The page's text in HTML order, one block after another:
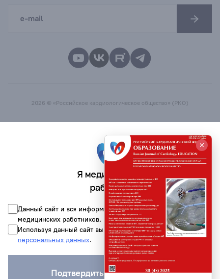
2026 © «Российское кардиологическое общество» (РКО)
Я медицинский
работник
Данный сайт и вся информация на нём предназначена для
медицинских работников.
Используя данный сайт вы соглашаетесь на обработку
персональных данных.
Подтвердить и войти на сайт